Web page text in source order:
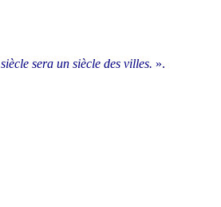
siècle sera un siècle des villes. ».